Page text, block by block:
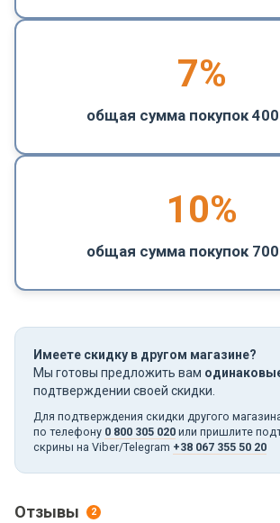
7%
общая сумма покупок
10%
общая сумма покупок
Имеете скидку в другом магазине?
Мы готовы предложить вам
подтверждении своей скидки.
Для подтверждения скидки другого
по телефону 0 800 305 020 или пришлите
скрины на Viber/Telegram +38 067 355 50 20
Отзывы 2